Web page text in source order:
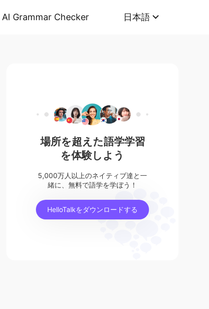
AI Grammar Checker 日本語
場所を超えた語学学習
を体験しよう
5,000万人以上のネイティブ達と一
緒に、無料で語学を学ぼう！
HelloTalkをダウンロードする